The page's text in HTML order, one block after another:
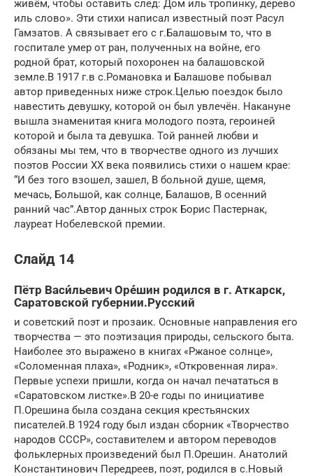
живём, чтобы оставить след: Дом иль тропинку, дерево
иль слово». Эти стихи написал известный поэт Расул
Гамзатов. А связывает его с г.Балашовым то, что в
госпитале умер от ран, полученных на войне, его
родной брат, который похоронен на балашовской
земле.В 1917 г.в с.Романовка и Балашове побывал
автор приведенных ниже строк.Целью поездок было
навестить девушку, которой он был увлечён. Накануне
вышла знаменитая книга молодого поэта, героиней
которой и была та девушка. Той ранней любви и
обязаны мы тем, что в творчестве одного из лучших
поэтов России XX века появились стихи о нашем крае:
“И без того взошел, зашел, В больной душе, щемя,
мечась, Большой, как солнце, Балашов, В осенний
ранний час”.Автор данных строк Борис Пастернак,
лауреат Нобелевской премии.
Слайд 14
Пётр Васи́льевич Оре́шин родился в г. Аткарск,
Саратовской губернии.Русский
и советский поэт и прозаик. Основные направления его
творчества — это поэтизация природы, сельского быта.
Наиболее это выражено в книгах «Ржаное солнце»,
«Соломенная плаха», «Родник», «Откровенная лира».
Первые успехи пришли, когда он начал печататься в
«Саратовском листке».В 20-е годы по инициативе
П.Орешина была создана секция крестьянских
писателей.В 1924 году был издан сборник «Творчество
народов СССР», составителем и автором переводов
фольклерных произведений был П.Орешин. Анатолий
Константинович Передреев, поэт, родился в с.Новый